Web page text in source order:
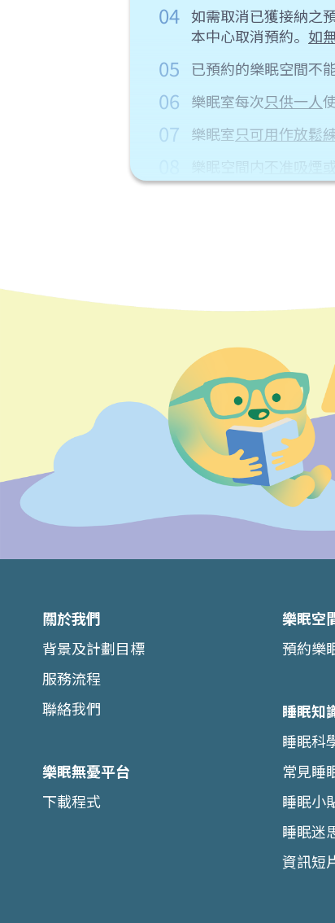
04 如需取消已獲接納之
本中心取消預約。 如
05 已預約的樂眠空間不
06 樂眠室每次只供一人
07 樂眠室只可用作放鬆
服務使用者在使用
12 為保障服務使用者的
樂眠室確保服務使用
任何違反上述使用守
14 照光體驗只限受邀人
15
照光體驗只適合以
等眼疾、沒有因畏光
放鬆練習只適合以
本中心保留隨時修改
如有任何爭議，本中
關於我們
背景及計劃目標
服務流程
聯絡我們
樂眠無憂平台
下載程式
樂眠空
預約樂
睡眠知
睡眠科
常見睡
睡眠小
睡眠迷
資訊短